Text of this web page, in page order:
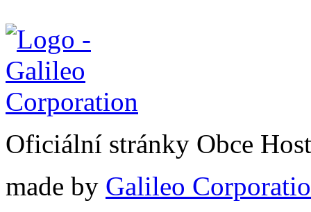
Oficiální stránky Obce
made by Galileo